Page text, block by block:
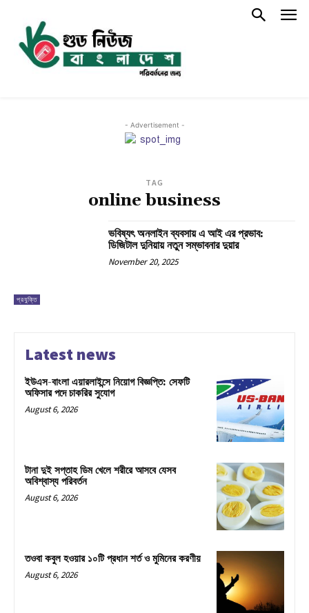
- Advertisement -
TAG
online business
প্রযুক্তি
ভবিষ্যৎ অনলাইন ব্যবসায় এ আই এর প্রভাব:
ডিজিটাল দুনিয়ায় নতুন সম্ভাবনার দুয়ার
November 20, 2025
Latest news
ইউএস-বাংলা এয়ারলাইন্সে নিয়োগ বিজ্ঞপ্তি: সেফটি
অফিসার পদে চাকরির সুযোগ
August 6, 2026
টানা দুই সপ্তাহ ডিম খেলে শরীরে আসবে যেসব
অবিশ্বাস্য পরিবর্তন
August 6, 2026
তওবা কবুল হওয়ার ১০টি প্রধান শর্ত ও মুমিনের করণীয়
August 6, 2026